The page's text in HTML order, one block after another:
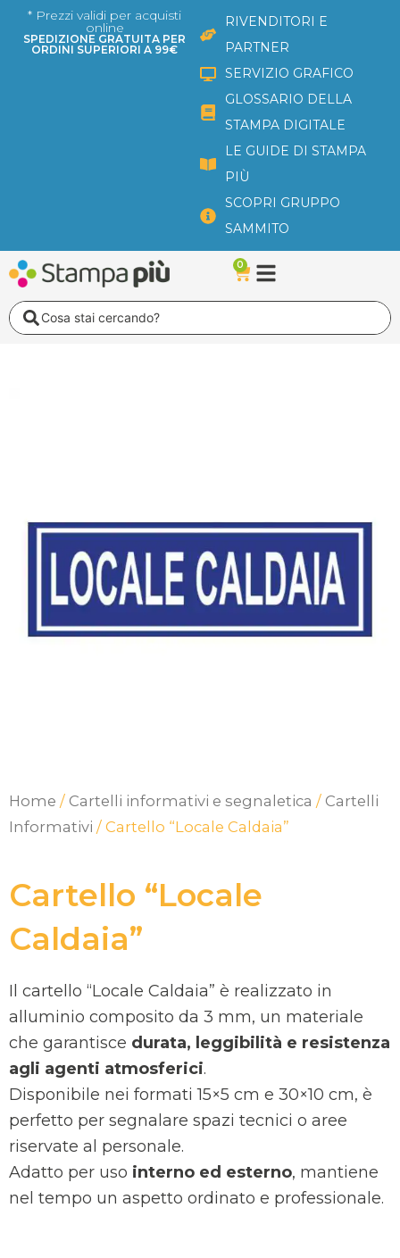
* Prezzi validi per acquisti
online
SPEDIZIONE GRATUITA PER
ORDINI SUPERIORI A 99€
RIVENDITORI E
PARTNER
SERVIZIO GRAFICO
GLOSSARIO DELLA
STAMPA DIGITALE
LE GUIDE DI STAMPA
PIÙ
SCOPRI GRUPPO
SAMMITO
0
Carrello
Search
Home / Cartelli informativi e segnaletica / Cartelli
Informativi / Cartello “Locale Caldaia”
Cartello “Locale
Caldaia”
Il cartello “Locale Caldaia” è realizzato in
alluminio composito da 3 mm, un materiale
che garantisce durata, leggibilità e resistenza
agli agenti atmosferici.
Disponibile nei formati 15×5 cm e 30×10 cm, è
perfetto per segnalare spazi tecnici o aree
riservate al personale.
Adatto per uso interno ed esterno, mantiene
nel tempo un aspetto ordinato e professionale.